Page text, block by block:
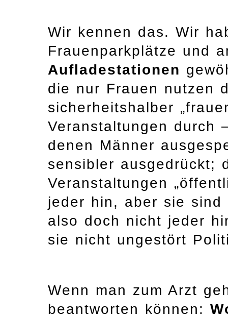
Wir kennen das. Wir
Frauenparkplätze und
Aufladestationen
die nur Frauen nutzen
sicherheitshalber
Veranstaltungen durch
denen Männer
sensibler ausgedrückt;
Veranstaltungen
jeder hin, aber sie sind
also doch nicht jeder
sie nicht ungestört
Wenn man zum Arzt
beantworten können: